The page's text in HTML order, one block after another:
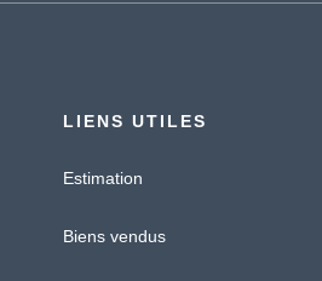
LIENS UTILES
Estimation
Biens vendus